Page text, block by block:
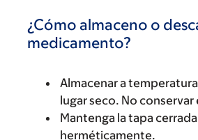
¿Cómo almaceno o
medicamento?
Almacenar a
lugar seco. No conservar
Mantenga la tapa cerrada
herméticamente.